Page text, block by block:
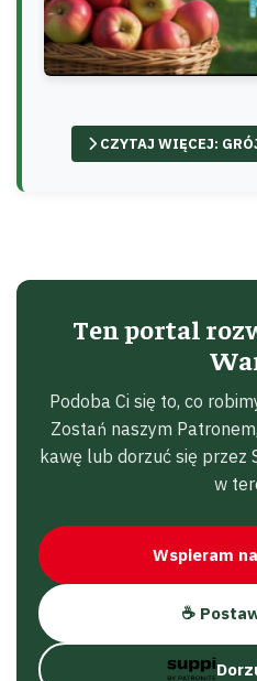
CZYTAJ WIĘCEJ:
Ten portal
Podoba Ci się to, co
Zostań naszym
kawę lub dorzuć się przez
w
Wspieram
☕